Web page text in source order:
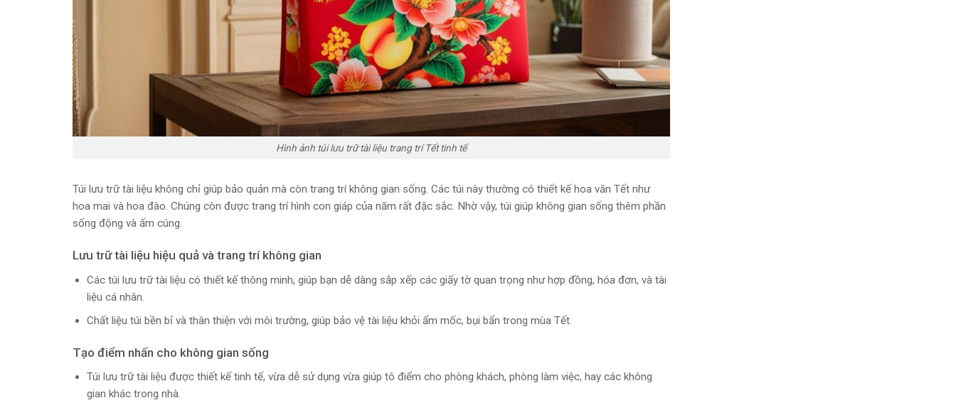
Hình ảnh túi lưu trữ tài liệu trang trí Tết tinh tế
Túi lưu trữ tài liệu không chỉ giúp bảo quản mà còn trang trí không gian sống. Các túi này thường có thiết kế hoa văn Tết như
hoa mai và hoa đào. Chúng còn được trang trí hình con giáp của năm rất đặc sắc. Nhờ vậy, túi giúp không gian sống thêm phần
sống động và ấm cúng.
Lưu trữ tài liệu hiệu quả và trang trí không gian
Các túi lưu trữ tài liệu có thiết kế thông minh, giúp bạn dễ dàng sắp xếp các giấy tờ quan trọng như hợp đồng, hóa đơn, và tài
liệu cá nhân.
Chất liệu túi bền bỉ và thân thiện với môi trường, giúp bảo vệ tài liệu khỏi ẩm mốc, bụi bẩn trong mùa Tết.
Tạo điểm nhấn cho không gian sống
Túi lưu trữ tài liệu được thiết kế tinh tế, vừa dễ sử dụng vừa giúp tô điểm cho phòng khách, phòng làm việc, hay các không
gian khác trong nhà.